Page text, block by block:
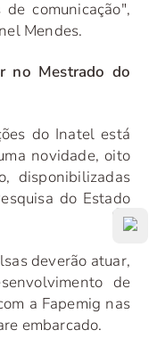
comunicação",
Mendes.
no Mestrado do
do Inatel está
novidade, oito
disponibilizadas
do Estado
deverão atuar,
de
a Fapemig nas
embarcado.